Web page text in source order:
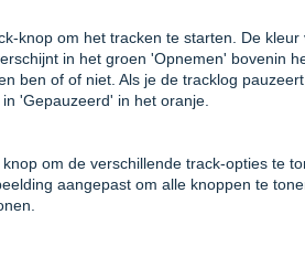
knop om het tracken te starten. De
in het groen 'Opnemen' bovenin
ben of of niet. Als je de tracklog
'Gepauzeerd' in het oranje.
om de verschillende track-opties te
aangepast om alle knoppen te